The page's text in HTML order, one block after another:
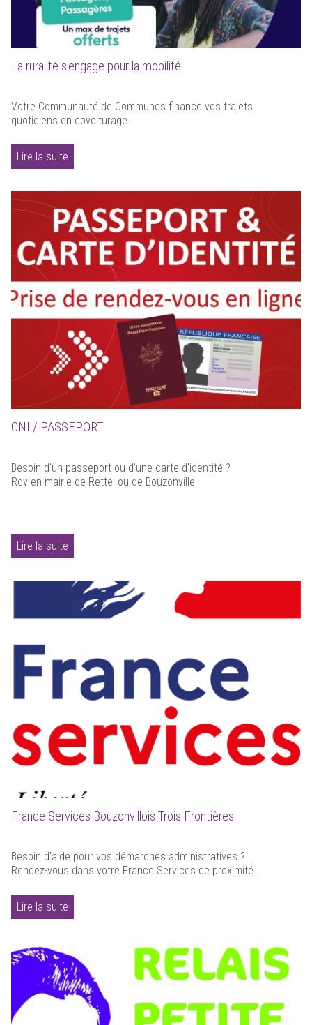
La ruralité s'engage pour la mobilité
Votre Communauté de Communes finance vos trajets
quotidiens en covoiturage.
Lire la suite
CNI / PASSEPORT
Besoin d'un passeport ou d'une carte d'identité ?
Rdv en mairie de Rettel ou de Bouzonville
Lire la suite
France Services Bouzonvillois Trois Frontières
Besoin d'aide pour vos démarches administratives ?
Rendez-vous dans votre France Services de proximité...
Lire la suite